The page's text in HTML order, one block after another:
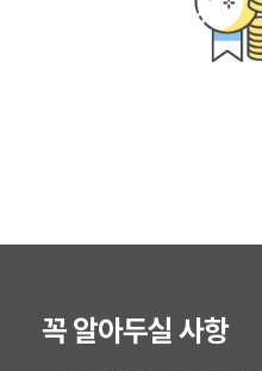
꼭 알아두실 사항